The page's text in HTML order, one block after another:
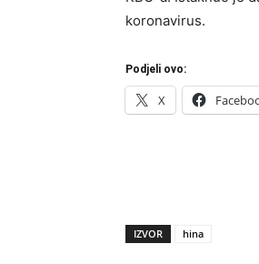
koronavirus.
Podjeli ovo:
X
IZVOR hina